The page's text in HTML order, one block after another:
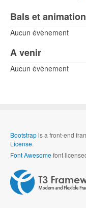
Bals et
Aucun évènement
A venir
Aucun évènement
Bootstrapis a front-end
License.
Font Awesomefont